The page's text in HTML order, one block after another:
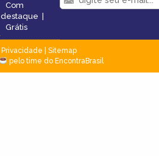
Com
destaque
Grátis
Privacidade
Sitemap
pelo time do EncontraBrasil